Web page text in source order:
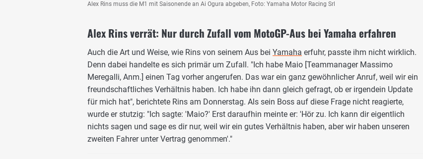
Alex Rins muss die M1 mit Saisonende an Ai Ogura abgeben, Foto: Yamaha Motor Racing Srl
Alex Rins verrät: Nur durch Zufall vom MotoGP-Aus bei Yamaha erfahren
Auch die Art und Weise, wie Rins von seinem Aus bei Yamaha erfuhr, passte ihm nicht wirklich.
Denn dabei handelte es sich primär um Zufall. "Ich habe Maio [Teammanager Massimo
Meregalli, Anm.] einen Tag vorher angerufen. Das war ein ganz gewöhnlicher Anruf, weil wir ein
freundschaftliches Verhältnis haben. Ich habe ihn dann gleich gefragt, ob er irgendein Update
für mich hat", berichtete Rins am Donnerstag. Als sein Boss auf diese Frage nicht reagierte,
wurde er stutzig: "Ich sagte: 'Maio?' Erst daraufhin meinte er: 'Hör zu. Ich kann dir eigentlich
nichts sagen und sage es dir nur, weil wir ein gutes Verhältnis haben, aber wir haben unseren
zweiten Fahrer unter Vertrag genommen'."